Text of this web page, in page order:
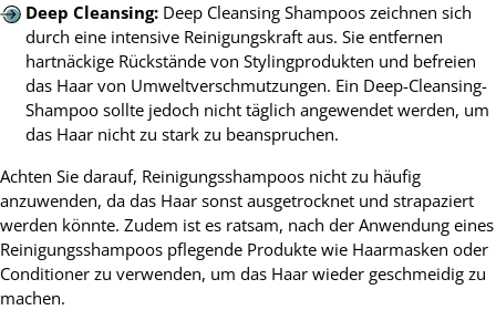
Deep Cleansing:Deep Cleansing Shampoos zeichnen sich
durch eine intensive Reinigungskraft aus. Sie entfernen
hartnäckige Rückstände von Stylingprodukten und befreien
das Haar von Umweltverschmutzungen. Ein Deep-Cleansing-
Shampoo sollte jedoch nicht täglich angewendet werden, um
das Haar nicht zu stark zu beanspruchen.
Achten Sie darauf, Reinigungsshampoos nicht zu häufig
anzuwenden, da das Haar sonst ausgetrocknet und strapaziert
werden könnte. Zudem ist es ratsam, nach der Anwendung eines
Reinigungsshampoos pflegende Produkte wie Haarmasken oder
Conditioner zu verwenden, um das Haar wieder geschmeidig zu
machen.